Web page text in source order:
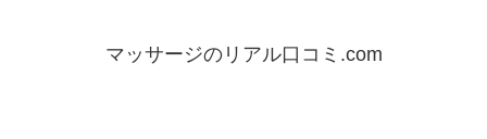
マッサージのリアル口コミ.com